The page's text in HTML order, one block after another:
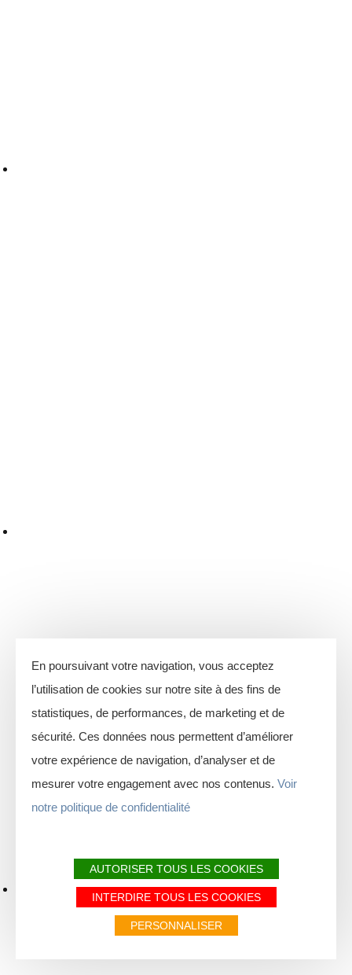
En poursuivant votre navigation, vous acceptez
l’utilisation de cookies sur notre site à des fins de
statistiques, de performances, de marketing et de
sécurité. Ces données nous permettent d’améliorer
votre expérience de navigation, d’analyser et de
mesurer votre engagement avec nos contenus. Voir
notre politique de confidentialité
AUTORISER TOUS LES COOKIES
INTERDIRE TOUS LES COOKIES
PERSONNALISER